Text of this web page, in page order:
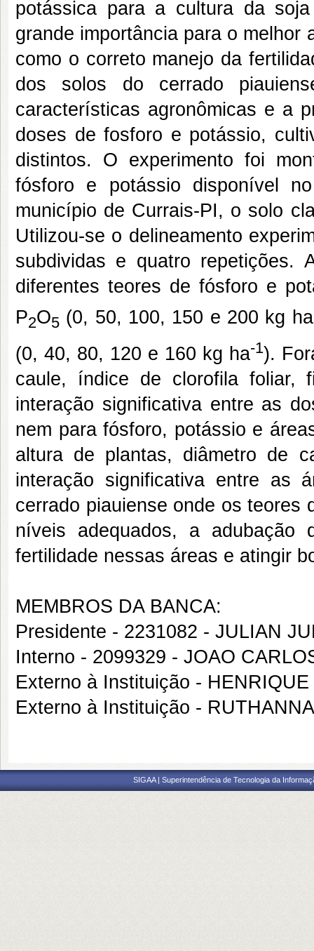
potássica para a cultura da
grande importância para o melhor
como o correto manejo da
dos solos do cerrado
características agronômicas e a
doses de fosforo e potássio,
distintos. O experimento foi
fósforo e potássio disponível
município de Currais-PI, o solo
Utilizou-se o delineamento
subdividas e quatro repetições.
diferentes teores de fósforo e
P2O5 (0, 50, 100, 150 e 200 kg ha
(0, 40, 80, 120 e 160 kg ha-1).
caule, índice de clorofila foliar,
interação significativa entre as
nem para fósforo, potássio e
altura de plantas, diâmetro de
interação significativa entre as
cerrado piauiense onde os teores
níveis adequados, a adubação
fertilidade nessas áreas e atingir
MEMBROS DA BANCA:
Presidente - 2231082 - JULIAN
Interno - 2099329 - JOAO
Externo à Instituição -
Externo à Instituição -
SIGAA | Superintendência de Tecnologia da